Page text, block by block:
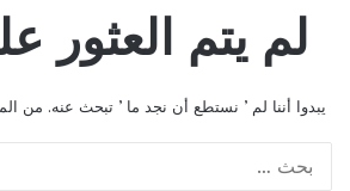
لم يتم العثور
يبدوا أننا لم ’ نستطع أن نجد ما ’ تبحث عنه. من